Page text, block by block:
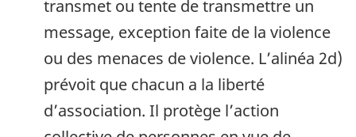
transmet ou tente de transmettre un
message, exception faite de la violence
ou des menaces de violence. L’alinéa 2d)
prévoit que chacun a la liberté
d’association. Il protège l’action